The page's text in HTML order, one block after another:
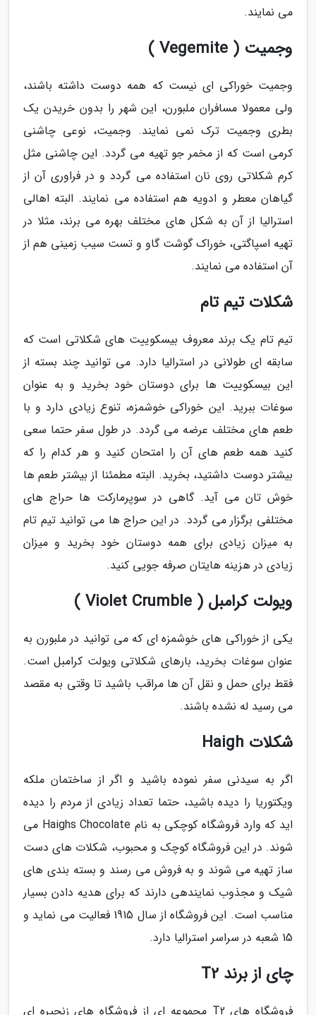
می نمایند.
وجمیت ( Vegemite )
وجمیت خوراکی ای نیست که همه دوست داشته باشند،
ولی معمولا مسافران ملبورن، این شهر را بدون خریدن یک
بطری وجمیت ترک نمی نمایند. وجمیت، نوعی چاشنی
کرمی است که از مخمر جو تهیه می گردد. این چاشنی مثل
کرم شکلاتی روی نان استفاده می گردد و در فراوری آن از
گیاهان معطر و ادویه هم استفاده می نمایند. البته اهالی
استرالیا از آن به شکل های مختلف بهره می برند، مثلا در
تهیه اسپاگتی، خوراک گوشت گاو و تست سیب زمینی هم از
آن استفاده می نمایند.
شکلات تیم تام
تیم تام یک برند معروف بیسکوییت های شکلاتی است که
سابقه ای طولانی در استرالیا دارد. می توانید چند بسته از
این بیسکوییت ها برای دوستان خود بخرید و به عنوان
سوغات ببرید. این خوراکی خوشمزه، تنوع زیادی دارد و با
طعم های مختلف عرضه می گردد. در طول سفر حتما سعی
کنید همه طعم های آن را امتحان کنید و هر کدام را که
بیشتر دوست داشتید، بخرید. البته مطمئنا از بیشتر طعم ها
خوش تان می آید. گاهی در سوپرمارکت ها حراج های
مختلفی برگزار می گردد. در این حراج ها می توانید تیم تام
به میزان زیادی برای همه دوستان خود بخرید و میزان
زیادی در هزینه هایتان صرفه جویی کنید.
ویولت کرامبل ( Violet Crumble )
یکی از خوراکی های خوشمزه ای که می توانید در ملبورن به
عنوان سوغات بخرید، بارهای شکلاتی ویولت کرامبل است.
فقط برای حمل و نقل آن ها مراقب باشید تا وقتی به مقصد
می رسید له نشده باشند.
شکلات Haigh
اگر به سیدنی سفر نموده باشید و اگر از ساختمان ملکه
ویکتوریا را دیده باشید، حتما تعداد زیادی از مردم را دیده
اید که وارد فروشگاه کوچکی به نام Haighs Chocolate می
شوند. در این فروشگاه کوچک و محبوب، شکلات های دست
ساز تهیه می شوند و به فروش می رسند و بسته بندی های
شیک و مجذوب نمایندهی دارند که برای هدیه دادن بسیار
مناسب است. این فروشگاه از سال 1915 فعالیت می نماید و
15 شعبه در سراسر استرالیا دارد.
چای از برند T2
فروشگاه های T2 مجموعه ای از فروشگاه های زنجیره ای